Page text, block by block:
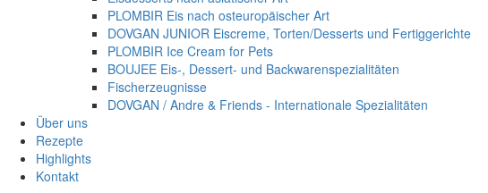
PLOMBIR Eis nach osteuropäischer Art
DOVGAN JUNIOR Eiscreme, Torten/Desserts und Fertiggerichte
PLOMBIR Ice Cream for Pets
BOUJEE Eis-, Dessert- und Backwarenspezialitäten
Fischerzeugnisse
DOVGAN / Andre & Friends - Internationale Spezialitäten
Über uns
Rezepte
Highlights
Kontakt